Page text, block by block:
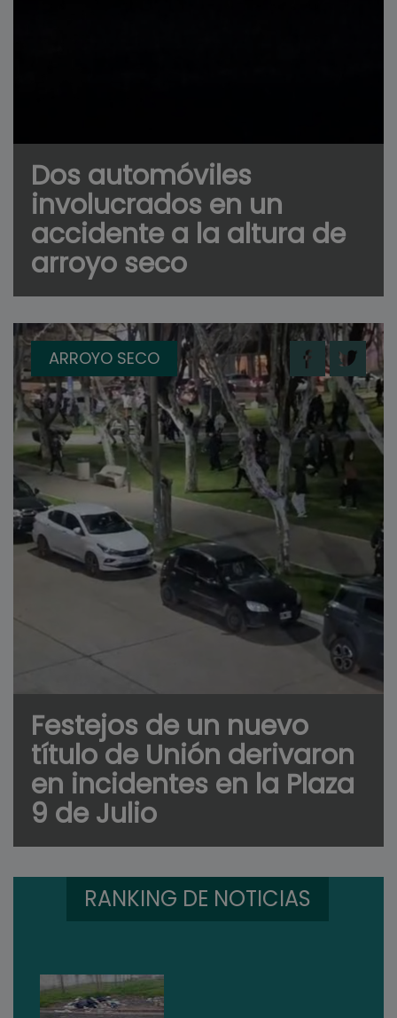
Dos automóviles
involucrados en un
accidente a la altura de
arroyo seco
ARROYO SECO
Festejos de un nuevo
título de Unión derivaron
en incidentes en la Plaza
9 de Julio
RANKING DE NOTICIAS